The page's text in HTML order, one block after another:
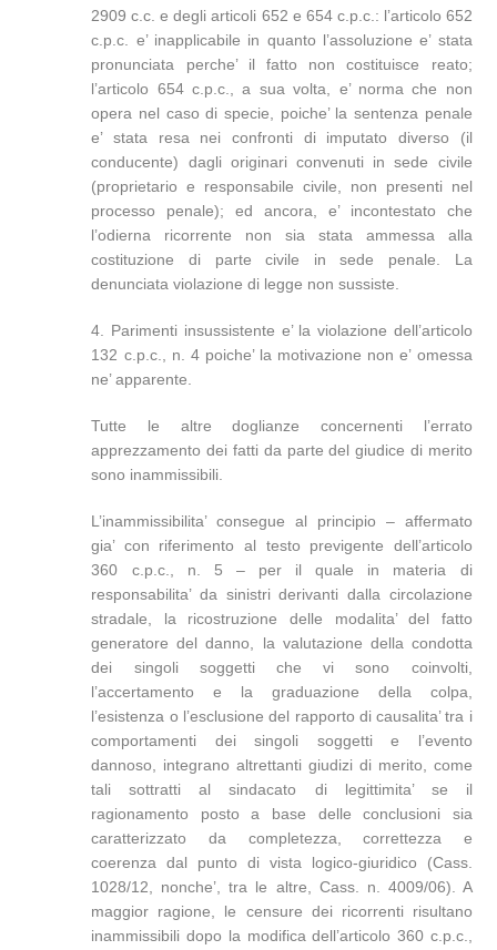
2909 c.c. e degli articoli 652 e 654 c.p.c.: l’articolo 652
c.p.c. e’ inapplicabile in quanto l’assoluzione e’ stata
pronunciata perche’ il fatto non costituisce reato;
l’articolo 654 c.p.c., a sua volta, e’ norma che non
opera nel caso di specie, poiche’ la sentenza penale
e’ stata resa nei confronti di imputato diverso (il
conducente) dagli originari convenuti in sede civile
(proprietario e responsabile civile, non presenti nel
processo penale); ed ancora, e’ incontestato che
l’odierna ricorrente non sia stata ammessa alla
costituzione di parte civile in sede penale. La
denunciata violazione di legge non sussiste.
4. Parimenti insussistente e’ la violazione dell’articolo
132 c.p.c., n. 4 poiche’ la motivazione non e’ omessa
ne’ apparente.
Tutte le altre doglianze concernenti l’errato
apprezzamento dei fatti da parte del giudice di merito
sono inammissibili.
L’inammissibilita’ consegue al principio – affermato
gia’ con riferimento al testo previgente dell’articolo
360 c.p.c., n. 5 – per il quale in materia di
responsabilita’ da sinistri derivanti dalla circolazione
stradale, la ricostruzione delle modalita’ del fatto
generatore del danno, la valutazione della condotta
dei singoli soggetti che vi sono coinvolti,
l’accertamento e la graduazione della colpa,
l’esistenza o l’esclusione del rapporto di causalita’ tra i
comportamenti dei singoli soggetti e l’evento
dannoso, integrano altrettanti giudizi di merito, come
tali sottratti al sindacato di legittimita’ se il
ragionamento posto a base delle conclusioni sia
caratterizzato da completezza, correttezza e
coerenza dal punto di vista logico-giuridico (Cass.
1028/12, nonche’, tra le altre, Cass. n. 4009/06). A
maggior ragione, le censure dei ricorrenti risultano
inammissibili dopo la modifica dell’articolo 360 c.p.c.,